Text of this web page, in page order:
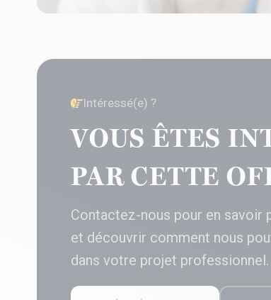
Intéressé(e) ?
VOUS ÊTES
PAR CETTE
Contactez-nous pour en savoir
et découvrir comment nous
dans votre projet professionnel.